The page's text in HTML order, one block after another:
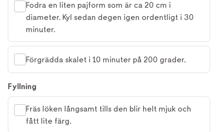
Fodra en liten pajform som är ca 20 cm i
diameter. Kyl sedan degen igen ordentligt i 30
minuter.
Förgrädda skalet i 10 minuter på 200 grader.
Fyllning
Fräs löken långsamt tills den blir helt mjuk och
fått lite färg.